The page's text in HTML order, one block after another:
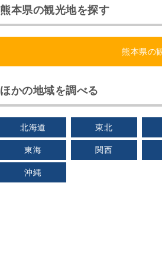
熊本県の観光地を探す
熊本県の
ほかの地域を調べる
北海道 東北
東海 関西
沖縄